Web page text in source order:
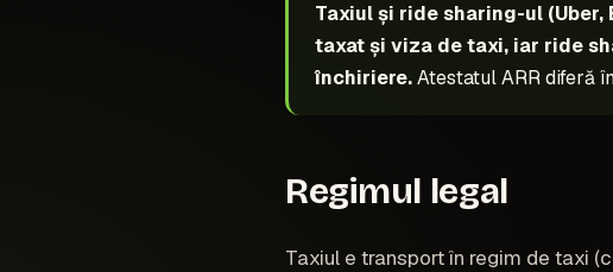
Taxiul și ride sharing-ul
taxat și viza de taxi, iar ride
închiriere.Atestatul ARR diferă
Regimul legal
Taxiul e transport în regim de taxi